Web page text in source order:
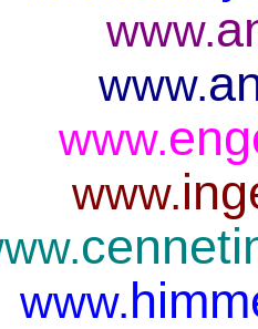
www.
www.
www.
www.
www.